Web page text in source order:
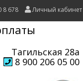
8 678 Личный кабинет
Тагильская 28а
8 900 206 05 00